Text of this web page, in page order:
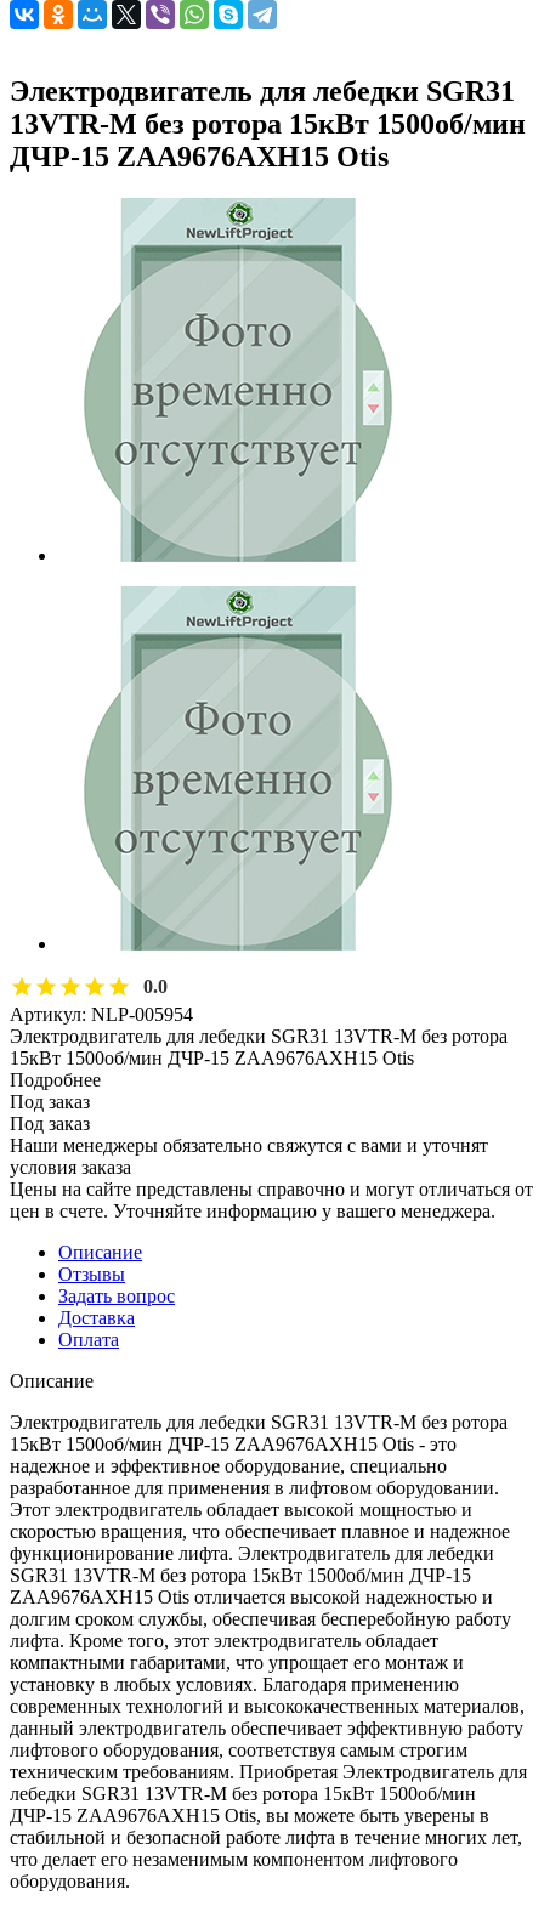
Электродвигатель для лебедки SGR31
13VTR-M без ротора 15кВт 1500об/мин
ДЧР-15 ZAA9676AXH15 Otis
0.0
Артикул: NLP-005954
Электродвигатель для лебедки SGR31 13VTR-M без ротора
15кВт 1500об/мин ДЧР-15 ZAA9676AXH15 Otis
Подробнее
Под заказ
Под заказ
Наши менеджеры обязательно свяжутся с вами и уточнят
условия заказа
Цены на сайте представлены справочно и могут отличаться от
цен в счете. Уточняйте информацию у вашего менеджера.
Описание
Отзывы
Задать вопрос
Доставка
Оплата
Описание
Электродвигатель для лебедки SGR31 13VTR-M без ротора
15кВт 1500об/мин ДЧР-15 ZAA9676AXH15 Otis - это
надежное и эффективное оборудование, специально
разработанное для применения в лифтовом оборудовании.
Этот электродвигатель обладает высокой мощностью и
скоростью вращения, что обеспечивает плавное и надежное
функционирование лифта. Электродвигатель для лебедки
SGR31 13VTR-M без ротора 15кВт 1500об/мин ДЧР-15
ZAA9676AXH15 Otis отличается высокой надежностью и
долгим сроком службы, обеспечивая бесперебойную работу
лифта. Кроме того, этот электродвигатель обладает
компактными габаритами, что упрощает его монтаж и
установку в любых условиях. Благодаря применению
современных технологий и высококачественных материалов,
данный электродвигатель обеспечивает эффективную работу
лифтового оборудования, соответствуя самым строгим
техническим требованиям. Приобретая Электродвигатель для
лебедки SGR31 13VTR-M без ротора 15кВт 1500об/мин
ДЧР-15 ZAA9676AXH15 Otis, вы можете быть уверены в
стабильной и безопасной работе лифта в течение многих лет,
что делает его незаменимым компонентом лифтового
оборудования.